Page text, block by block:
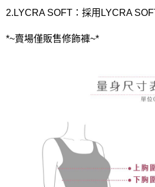
2.LYCRA SOFT：採用LYCRA
*~賣場僅販售修飾褲~*